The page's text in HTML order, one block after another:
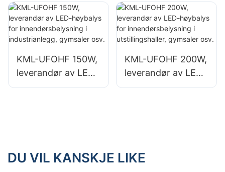
industrianlegg,
lagerbygninger og
andre
sapplikasjoner.
industrianlegg,
lagerbygninger og
andre
sapplikasjoner.
KML-UFOHF 150W,
leverandør av LED-
høybalys for
KML-UFOHF 200W,
leverandør av LED-
høybalys for
DU VIL KANSKJE LIKE